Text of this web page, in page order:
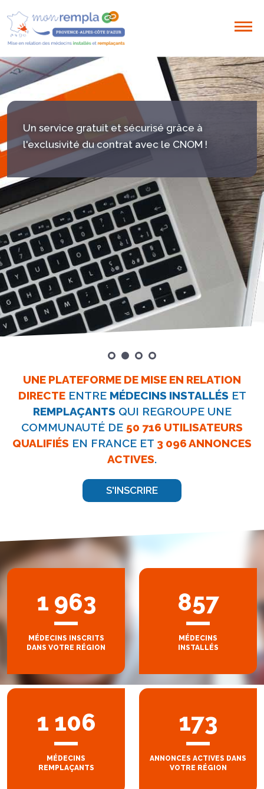
Un service gratuit et sécurisé grâce à
l'exclusivité du contrat avec le CNOM !
UNE PLATEFORME DE MISE EN RELATION
DIRECTEENTRE MÉDECINS INSTALLÉS ET
REMPLAÇANTS QUI REGROUPE UNE
COMMUNAUTÉ DE 50 716 UTILISATEURS
QUALIFIÉS EN FRANCE ET 3 096 ANNONCES
ACTIVES.
S'INSCRIRE
1 963
MÉDECINS INSCRITS
DANS VOTRE RÉGION
857
MÉDECINS
INSTALLÉS
1 106
MÉDECINS
REMPLAÇANTS
173
ANNONCES ACTIVES DANS
VOTRE RÉGION